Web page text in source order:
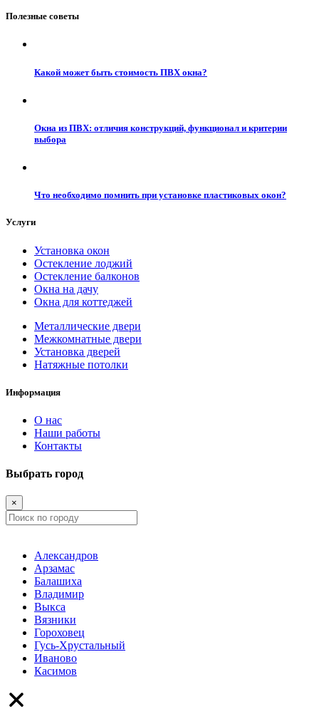
Полезные советы
Какой может быть стоимость ПВХ окна?
Окна из ПВХ: отличия конструкций, функционал и критерии
выбора
Что необходимо помнить при установке пластиковых окон?
Услуги
Установка окон
Остекление лоджий
Остекление балконов
Окна на дачу
Окна для коттеджей
Металлические двери
Межкомнатные двери
Установка дверей
Натяжные потолки
Информация
О нас
Наши работы
Контакты
Выбрать город
×
Александров
Арзамас
Балашиха
Владимир
Выкса
Вязники
Гороховец
Гусь-Хрустальный
Иваново
Касимов